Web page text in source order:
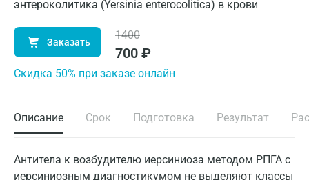
энтероколитика (Yersinia enterocolitica) в крови
Заказать
1400
700 ₽
Cкидка 50% при заказе онлайн
Описание Срок Подготовка Результат
Антитела к возбудителю иерсиниоза методом РПГА с
иерсиниозным диагностикумом не выделяют классы